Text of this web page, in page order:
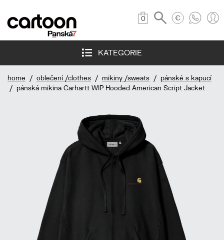
0
KATEGORIE
home / oblečení /clothes / mikiny /sweats / pánské s kapucí
/ pánská mikina Carhartt WIP Hooded American Script Jacket